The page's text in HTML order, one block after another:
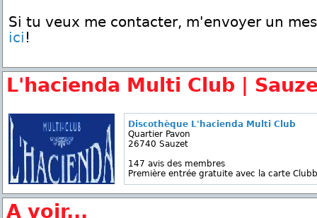
Si tu veux me contacter, m'envoyer un
ici !
L'hacienda Multi Club |
Discothèque L'hacienda Multi Club
Quartier Pavon
26740 Sauzet
147 avis des membres
Première entrée gratuite avec la carte
A voir...